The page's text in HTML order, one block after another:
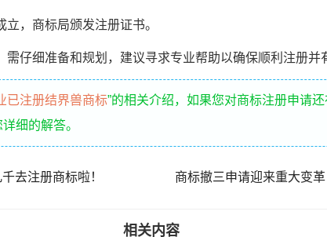
，商标局颁发注册证书。
需仔细准备和规划，建议寻求专业帮助以确保顺利注册并
已注册结界兽商标”的相关介绍，如果您对商标注册申请
细的解答。
去注册商标啦！ 商标撤三申请迎来重大变
相关内容